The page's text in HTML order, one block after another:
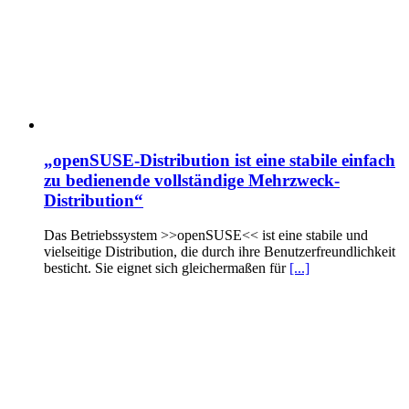
„openSUSE-Distribution ist eine stabile einfach
zu bedienende vollständige Mehrzweck-
Distribution“
Das Betriebssystem >>openSUSE<< ist eine stabile und
vielseitige Distribution, die durch ihre Benutzerfreundlichkeit
besticht. Sie eignet sich gleichermaßen für [...]